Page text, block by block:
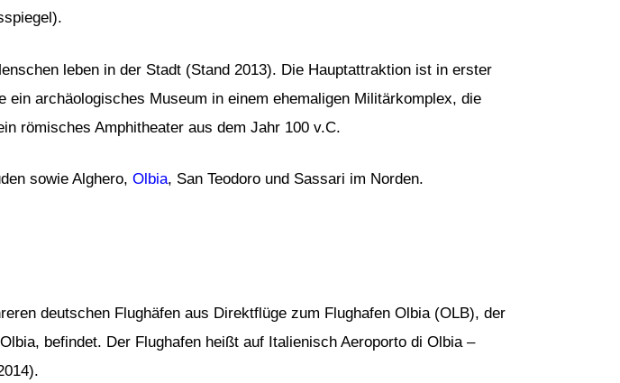
leben in der Stadt (Stand 2013). Die Hauptattraktion ist in erster
archäologisches Museum in einem ehemaligen Militärkomplex, die
römisches Amphitheater aus dem Jahr 100 v.C.
sowie Alghero, Olbia, San Teodoro und Sassari im Norden.
deutschen Flughäfen aus Direktflüge zum Flughafen Olbia (OLB), der
befindet. Der Flughafen heißt auf Italienisch Aeroporto di Olbia –